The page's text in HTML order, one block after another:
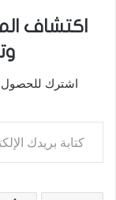
اكتشاف
اشترك للحصول
كتابة بريدك الإلكتروني...